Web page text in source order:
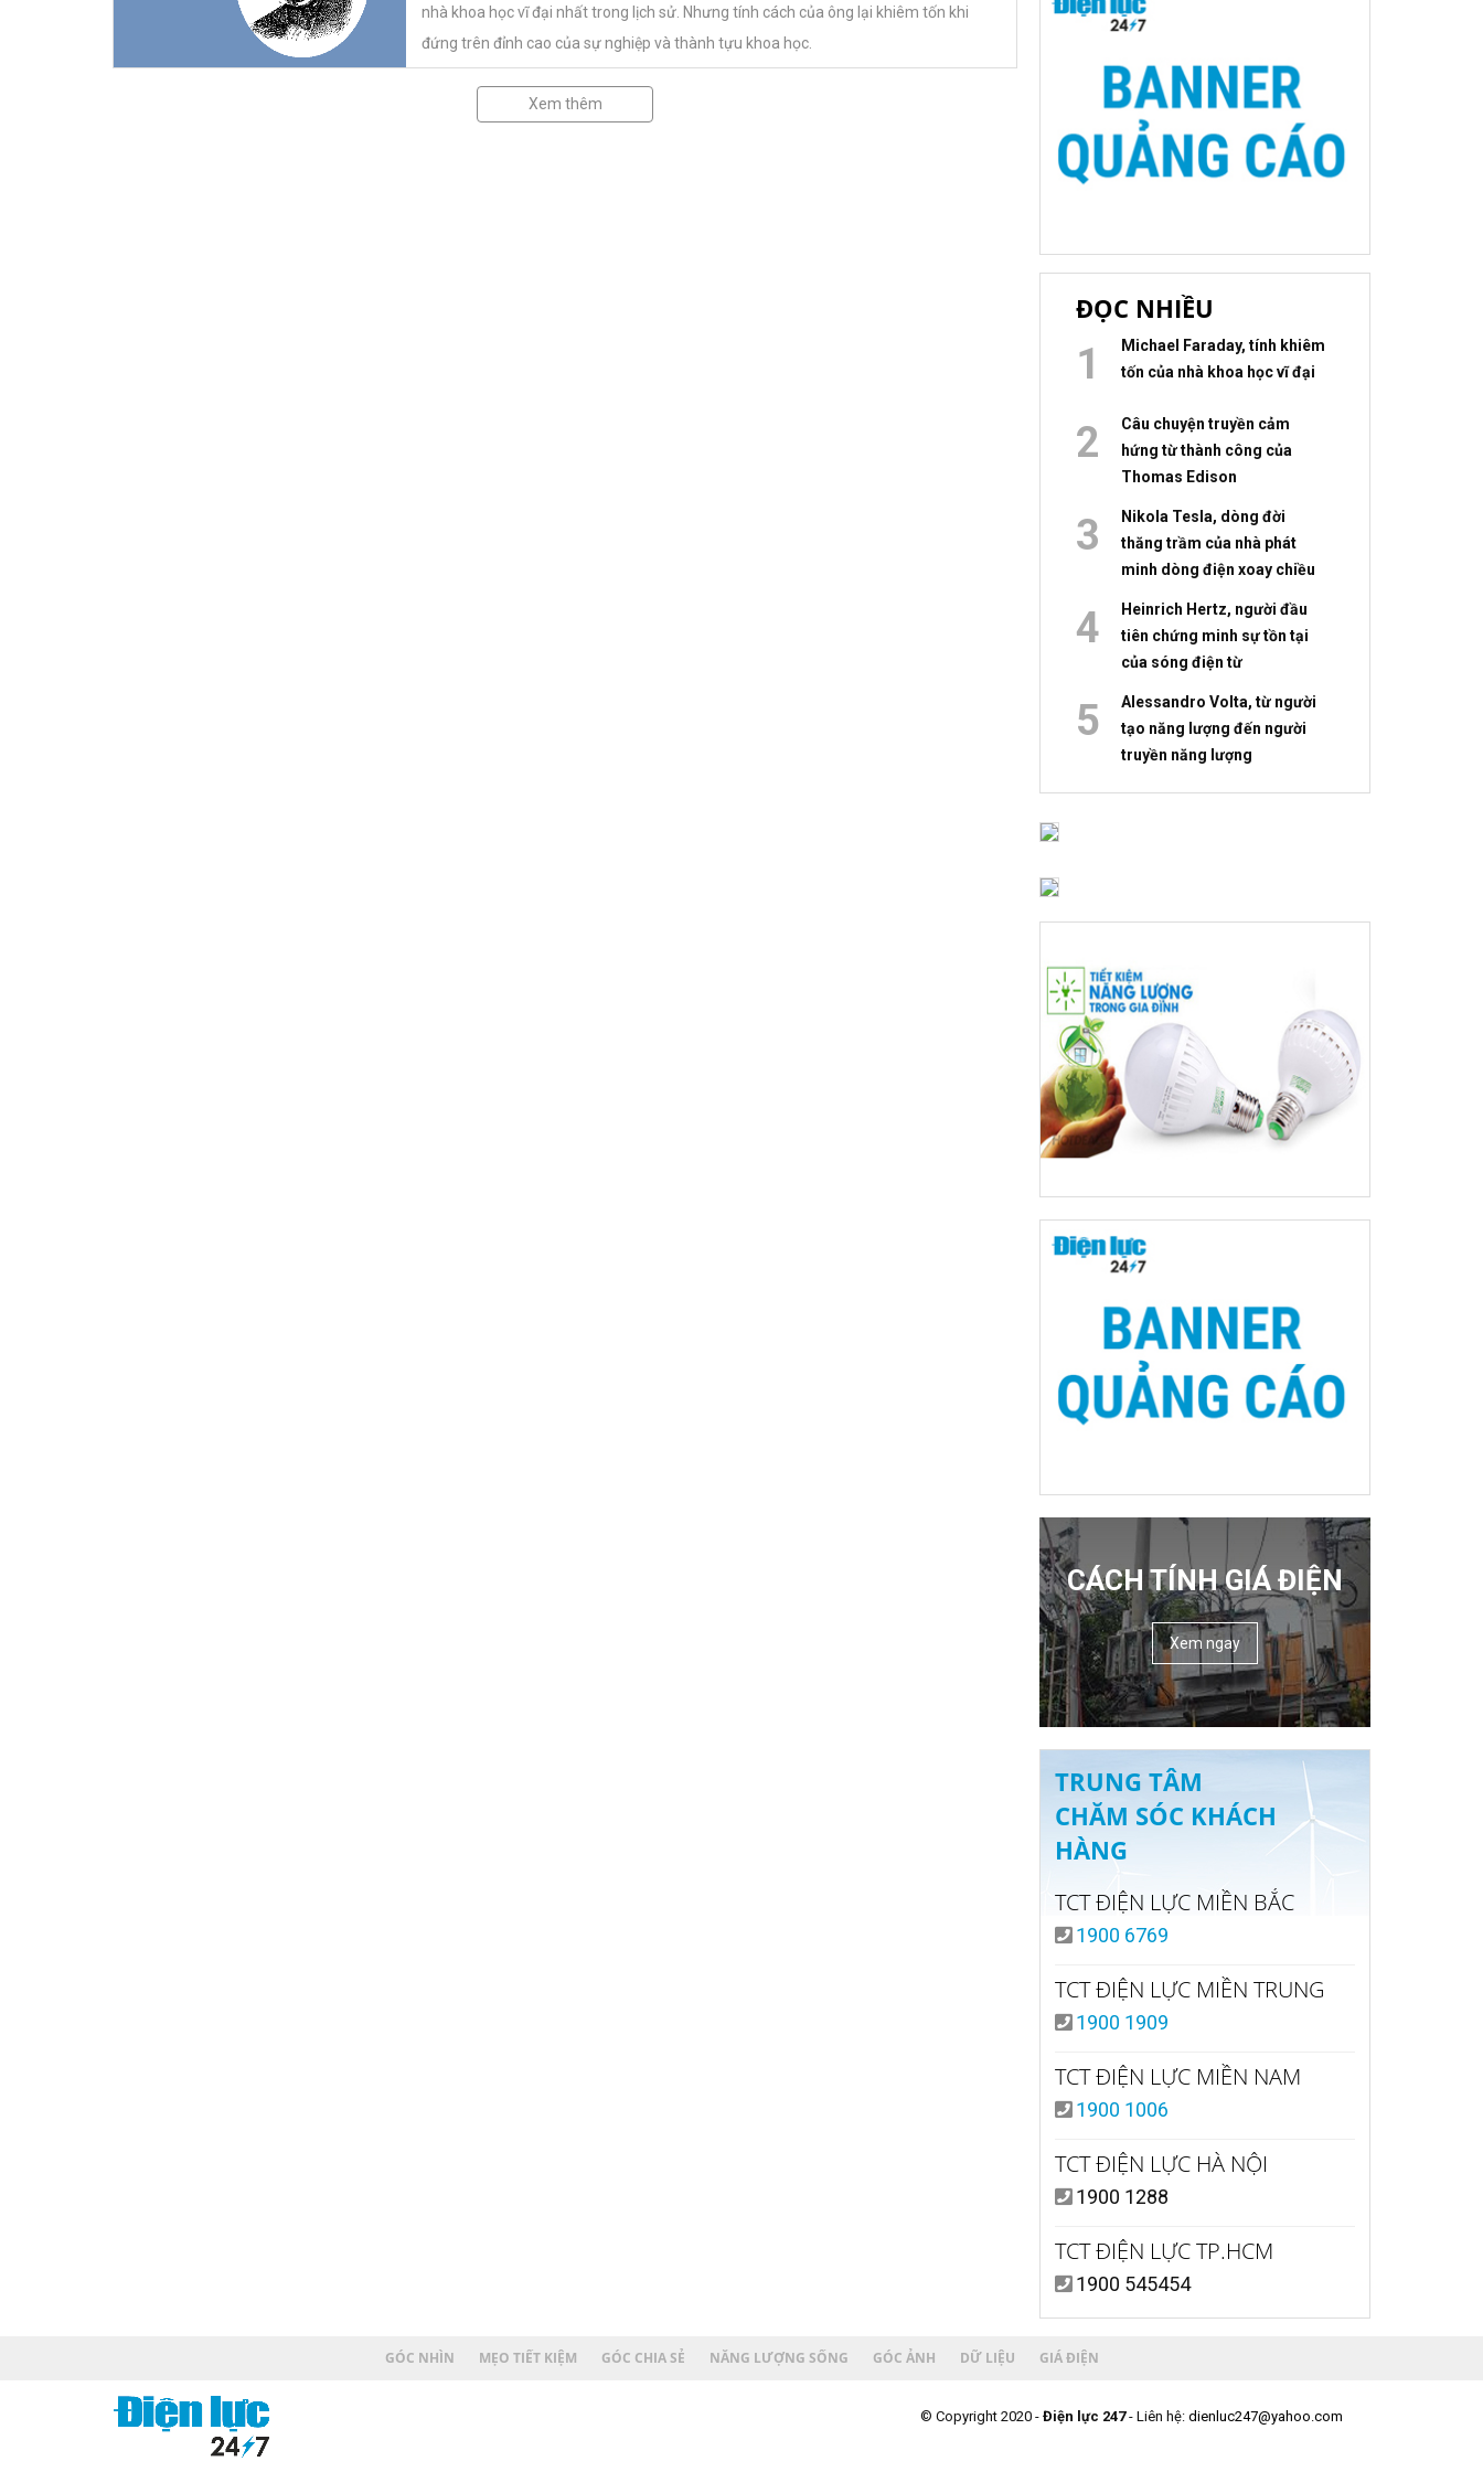
nhà khoa học vĩ đại nhất trong lịch sử. Nhưng tính cách của ông lại khiêm tốn khi
đứng trên đỉnh cao của sự nghiệp và thành tựu khoa học.
Xem thêm
ĐỌC NHIỀU
Michael Faraday, tính khiêm
tốn của nhà khoa học vĩ đại
Câu chuyện truyền cảm
hứng từ thành công của
Thomas Edison
Nikola Tesla, dòng đời
thăng trầm của nhà phát
minh dòng điện xoay chiều
Heinrich Hertz, người đầu
tiên chứng minh sự tồn tại
của sóng điện từ
Alessandro Volta, từ người
tạo năng lượng đến người
truyền năng lượng
CÁCH TÍNH GIÁ ĐIỆN
Xem ngay
TRUNG TÂM
CHĂM SÓC KHÁCH
HÀNG
TCT ĐIỆN LỰC MIỀN BẮC
1900 6769
TCT ĐIỆN LỰC MIỀN TRUNG
1900 1909
TCT ĐIỆN LỰC MIỀN NAM
1900 1006
TCT ĐIỆN LỰC HÀ NỘI
1900 1288
TCT ĐIỆN LỰC TP.HCM
1900 545454
GÓC NHÌN MẸO TIẾT KIỆM GÓC CHIA SẺ NĂNG LƯỢNG SỐNG GÓC ẢNH DỮ LIỆU GIÁ ĐIỆN
© Copyright 2020 - Điện lực 247- Liên hệ: dienluc247@yahoo.com